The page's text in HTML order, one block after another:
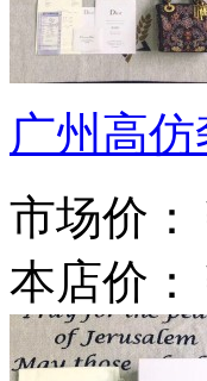
广州高
市场价：
本店价：